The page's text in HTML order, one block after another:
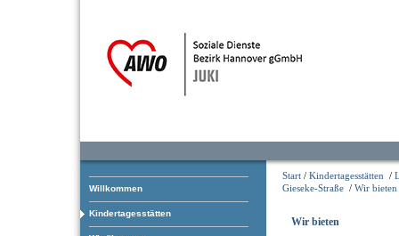
Willkommen
Kindertagesstätten
Start / Kindertagesstätten /
Gieseke-Straße / Wir bieten
Wir bieten